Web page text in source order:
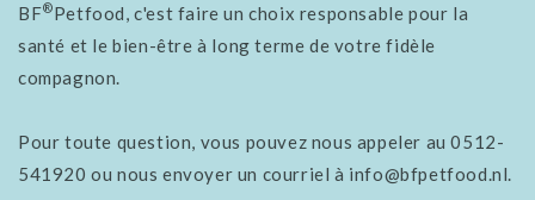
BF®Petfood, c'est faire un choix responsable pour la
santé et le bien-être à long terme de votre fidèle
compagnon.
Pour toute question, vous pouvez nous appeler au 0512-
541920 ou nous envoyer un courriel à info@bfpetfood.nl.